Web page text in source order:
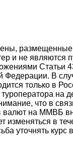
размещенные
и не являются
Статьи
Федерации. В
только в
на
что в
валют на ММВБ
изменяться в
уточнять курс